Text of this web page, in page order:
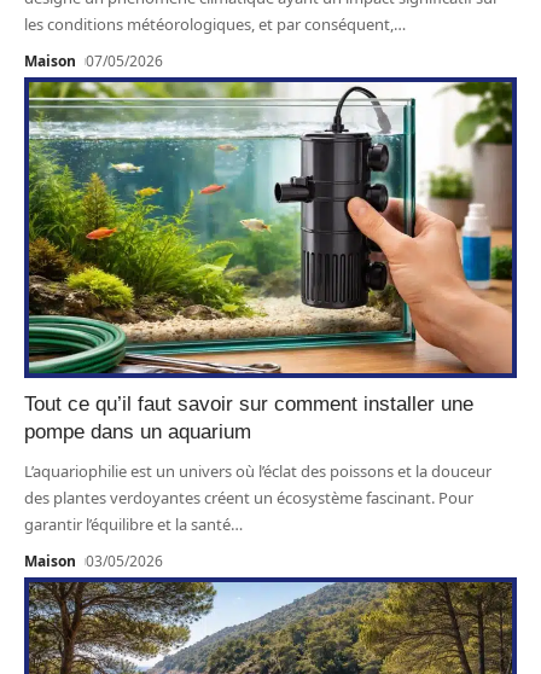
les conditions météorologiques, et par conséquent,…
Maison 07/05/2026
Tout ce qu’il faut savoir sur comment installer une
pompe dans un aquarium
L’aquariophilie est un univers où l’éclat des poissons et la douceur
des plantes verdoyantes créent un écosystème fascinant. Pour
garantir l’équilibre et la santé…
Maison 03/05/2026